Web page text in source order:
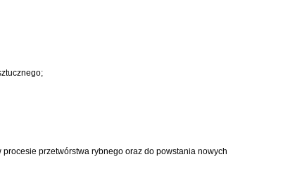
przetwórstwa rybnego oraz do powstania nowych